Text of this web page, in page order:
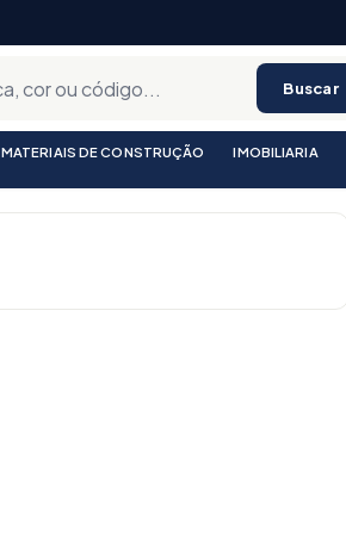
Buscar
MATERIAIS DE CONSTRUÇÃO IMOBILIARIA